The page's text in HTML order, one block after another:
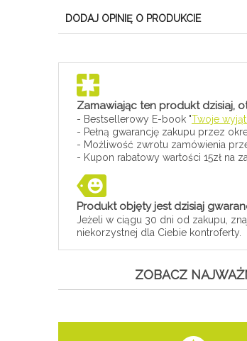
DODAJ OPINIĘ O PRODUKCIE
Zamawiając ten produkt dzisiaj,
- Bestsellerowy E-book "Twoje
- Pełną gwarancję zakupu przez
- Możliwość zwrotu zamówienia
- Kupon rabatowy wartości 15zł na
Produkt objęty jest dzisiaj
Jeżeli w ciągu 30 dni od zakupu,
niekorzystnej dla Ciebie kontroferty.
ZOBACZ